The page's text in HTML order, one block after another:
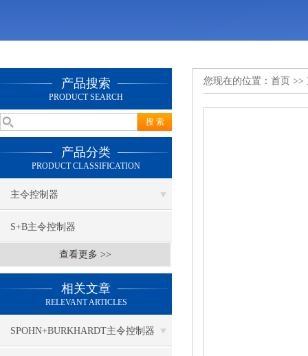
产品搜索
PRODUCT SEARCH
产品分类
PRODUCT CLASSIFICATION
主令控制器
S+B主令控制器
查看更多 >>
相关文章
RELEVANT ARTICLES
SPOHN+BURKHARDT主令控制器
您现在的位置： 首页 >>